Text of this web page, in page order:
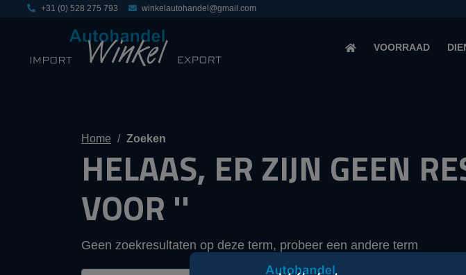
+31 (0) 528 275 793 winkelautohandel@gmail.com
VOORRAAD
Home Zoeken
HELAAS, ER ZIJN GEEN
VOOR ''
Geen zoekresultaten op deze term, probeer een andere term